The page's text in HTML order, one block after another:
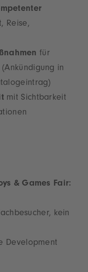
Reise,
für
in
mit Sichtbarkeit
& Games Fair:
kein
Development